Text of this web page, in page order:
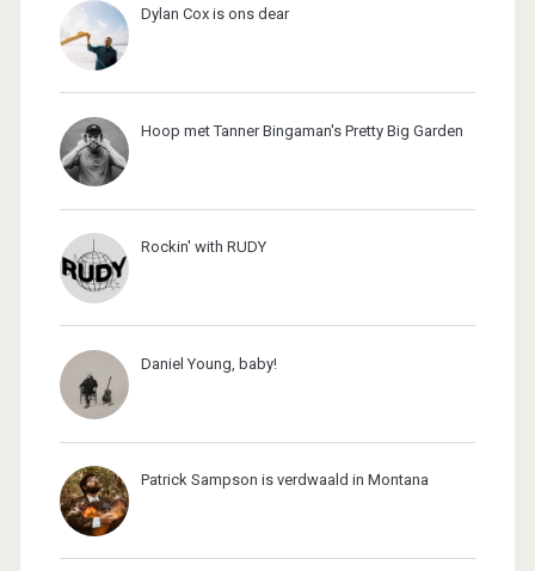
Dylan Cox is ons dear
Hoop met Tanner Bingaman's Pretty Big Garden
Rockin' with RUDY
Daniel Young, baby!
Patrick Sampson is verdwaald in Montana